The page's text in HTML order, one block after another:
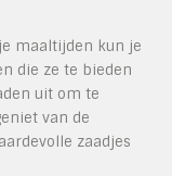
maaltijden kun je
die ze te bieden
uit om te
van de
zaadjes